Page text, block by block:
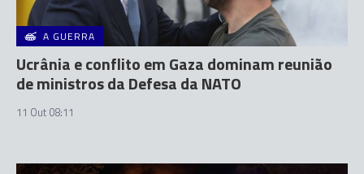
A GUERRA
Ucrânia e conflito em Gaza dominam reunião
de ministros da Defesa da NATO
11 Out 08:11